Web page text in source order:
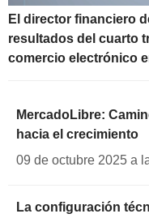
El director financiero
resultados del cuarto
comercio electrónico
MercadoLibre:
hacia el crecimiento
09 de octubre 2025 a
La configuración